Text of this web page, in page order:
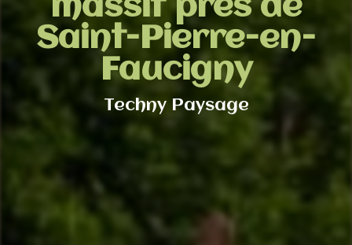
massif près de
Saint-Pierre-en-
Faucigny
Techny Paysage